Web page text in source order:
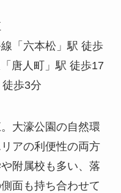
「六本松」駅 徒歩
唐人町」駅 徒歩17
歩3分
大濠公園の自然環
アの利便性の両方
附属校も多い、落
面も持ち合わせて